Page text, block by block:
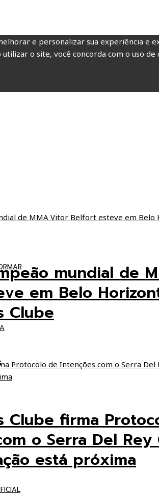
e personalizar sua experiência e
utilizar o site, você concorda com o uso
mundial de
em Belo
Clube
Clube firma
o Serra Del
está próxima